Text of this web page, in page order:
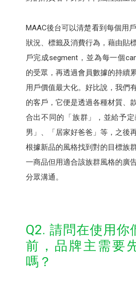
MAAC後台可以清楚看到每個用
狀況、標籤及消費行為，藉由貼
戶完成segment，並為每一個
的受眾，再透過會員數據的持續
用戶價值最大化。好比說，我們
的客戶，它便是透過各種材質、
合出不同的「族群」，並給予
男」、「居家好爸爸」等，之後
根據新品的風格找到對的目標族
一商品但用適合該族群風格的廣
分眾溝通。
Q2. 請問在使用你
前，品牌主需要
嗎？